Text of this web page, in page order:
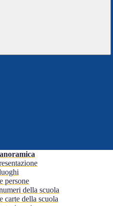
persone
della scuola
carte della scuola